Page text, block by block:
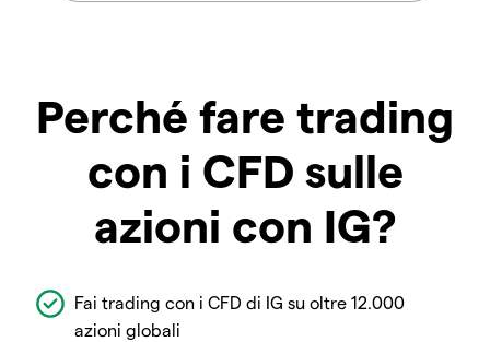
Perché fare trading
con i CFD sulle
azioni con IG?
Fai trading con i CFD di IG su oltre 12.000
azioni globali